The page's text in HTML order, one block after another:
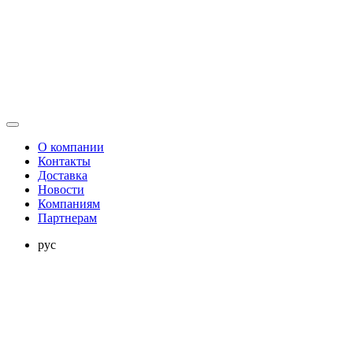
О компании
Контакты
Доставка
Новости
Компаниям
Партнерам
рус